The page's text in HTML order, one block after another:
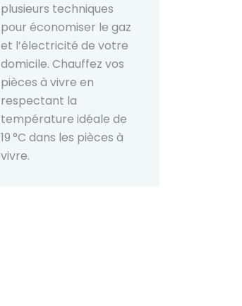
plusieurs techniques
pour économiser le gaz
et l’électricité de votre
domicile. Chauffez vos
pièces à vivre en
respectant la
température idéale de
19 °C dans les pièces à
vivre.